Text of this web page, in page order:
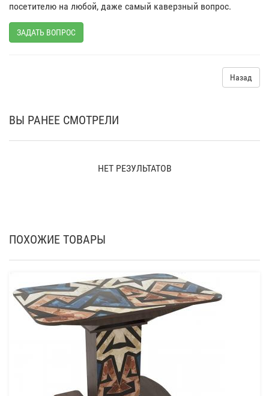
посетителю на любой, даже самый каверзный вопрос.
ЗАДАТЬ ВОПРОС
Назад
ВЫ РАНЕЕ СМОТРЕЛИ
НЕТ РЕЗУЛЬТАТОВ
ПОХОЖИЕ ТОВАРЫ